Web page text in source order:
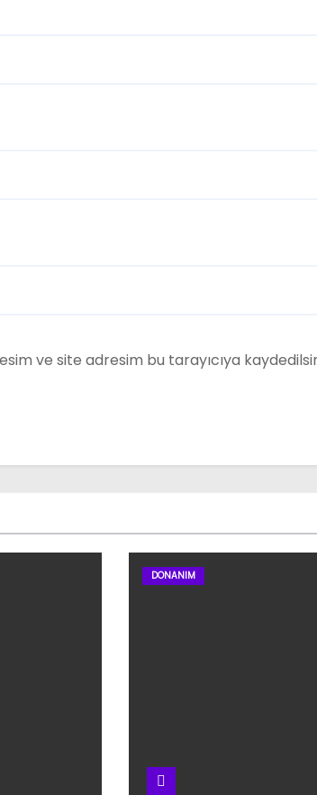
ve site adresim bu tarayıcıya
DONANIM